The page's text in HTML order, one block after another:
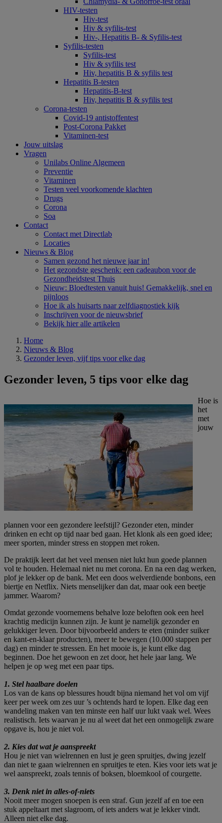
HIV-testen
Hiv-test
Hiv & syfilis-test
Hiv-, Hepatitis B- & Syfilis-test
Syfilis-testen
Syfilis-test
Hiv & syfilis test
Hiv, hepatitis B & syfilis test
Hepatitis B-testen
Hepatitis-B-test
Hiv, hepatitis B & syfilis test
Corona-testen
Covid-19 antistoffentest
Post-Corona Pakket
Vitaminen-test
Jouw uitslag
Vragen
Unilabs Online Algemeen
Preventie
Vitaminen
Testen veel voorkomende klachten
Drugs
Corona
Soa
Contact
Contact met Directlab
Locaties
Nieuws & Blog
Samen gezond het nieuwe jaar in!
Het gezondste geschenk: een cadeaubon voor de
Gezondheidstest Thuis
Nieuw: Bloedtesten vanuit huis! Gemakkelijk, snel en
pijnloos
Hoe ik als huisarts naar zelfdiagnostiek kijk
Inschrijven voor de nieuwsbrief
Bekijk hier alle artikelen
Home
Nieuws & Blog
Gezonder leven, vijf tips voor elke dag
Gezonder leven, 5 tips voor elke dag
Hoe is
het
met
jouw
plannen voor een gezondere leefstijl? Gezonder eten, minder
drinken en echt op tijd naar bed gaan. Het klonk als een goed idee;
meer sporten, minder stress en stoppen met roken.
De praktijk leert dat het veel mensen niet lukt hun goede plannen
vol te houden. Helemaal niet nu met corona. En na een dag werken,
plof je lekker op de bank. Met een doos welverdiende bonbons, een
biertje en Netflix. Niets menselijker dan dat, maar ook een beetje
jammer. Waarom?
Omdat gezonde voornemens behalve loze beloften ook een heel
krachtig medicijn kunnen zijn. Je kunt je namelijk gezonder en
gelukkiger leven. Door bijvoorbeeld anders te eten (minder suiker
en kant-en-klaar producten), meer te bewegen (10.000 stappen per
dag) en minder te stressen. En het mooie is, je kunt elke dag
beginnen. Doe het gewoon en zet door, het hele jaar lang. We
helpen je op weg met een paar tips.
1. Stel haalbare doelen
Los van de kans op blessures houdt bijna niemand het vol om vijf
keer per week om zes uur ’s ochtends hard te lopen. Elke dag een
wandeling maken van ten minste een half uur lukt vaak wel. Wees
realistisch. Iets waarvan je nu al weet dat het een onmogelijk zware
opgave is, hou je niet vol.
2. Kies dat wat je aanspreekt
Hou je niet van wielrennen en lust je geen spruitjes, dwing jezelf
dan niet te gaan wielrennen en spruitjes te eten. Kies voor iets wat je
wel aanspreekt, zoals tennis of boksen, bloemkool of courgette.
3. Denk niet in alles-of-niets
Nooit meer mogen snoepen is een straf. Gun jezelf af en toe een
stuk appeltaart met slagroom, of iets anders wat je lekker vindt.
Alleen niet elke dag.